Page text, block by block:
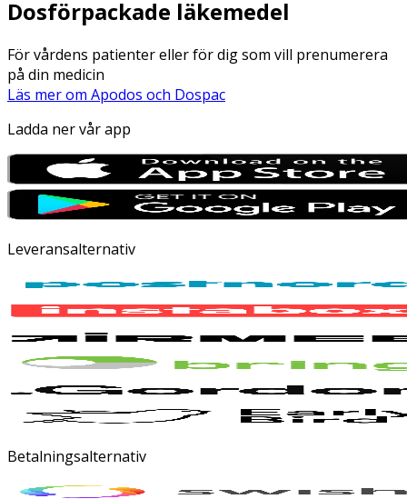
Dosförpackade läkemedel
För vårdens patienter eller för dig som vill prenumerera
på din medicin
Läs mer om Apodos och Dospac
Ladda ner vår app
Leveransalternativ
Betalningsalternativ